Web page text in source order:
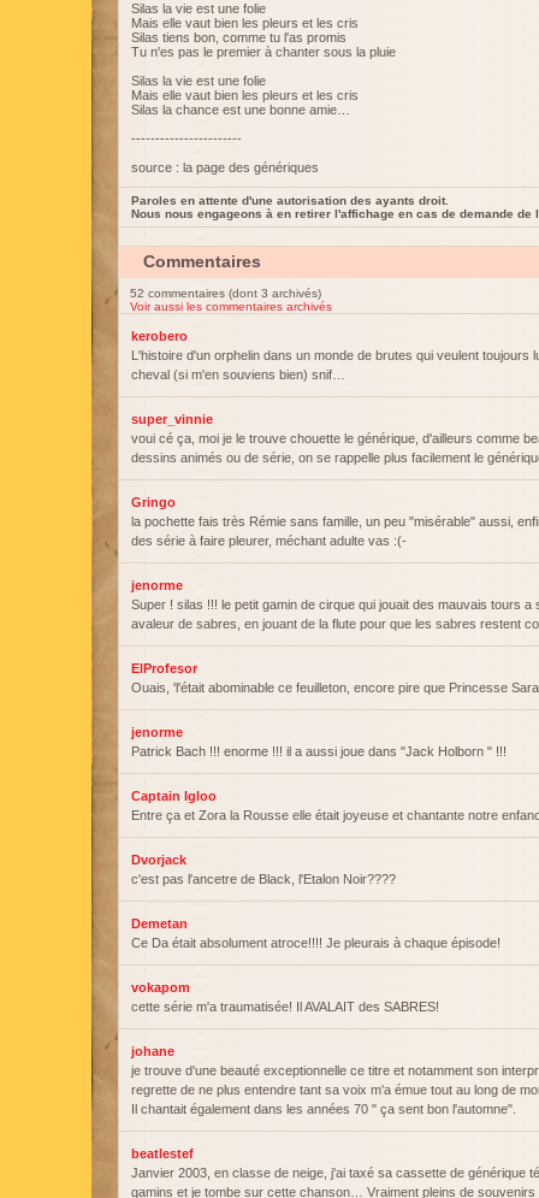
Silas la vie est une folie
Mais elle vaut bien les pleurs et les cris
Silas tiens bon, comme tu l'as promis
Tu n'es pas le premier à chanter sous la pluie
Silas la vie est une folie
Mais elle vaut bien les pleurs et les cris
Silas la chance est une bonne amie…
-----------------------
source : la page des génériques
Paroles en attente d'une autorisation des ayants droit.
Nous nous engageons à en retirer l'affichage en cas de demande de
Commentaires
52 commentaires (dont 3 archivés)
Voir aussi les commentaires archivés
kerobero
L'histoire d'un orphelin dans un monde de brutes qui veulent toujours
cheval (si m'en souviens bien) snif…
super_vinnie
voui cé ça, moi je le trouve chouette le générique, d'ailleurs comme
dessins animés ou de série, on se rappelle plus facilement le
Gringo
la pochette fais très Rémie sans famille, un peu "misérable" aussi,
des série à faire pleurer, méchant adulte vas :(-
jenorme
Super ! silas !!! le petit gamin de cirque qui jouait des mauvais tours a
avaleur de sabres, en jouant de la flute pour que les sabres restent
ElProfesor
Ouais, 'l'était abominable ce feuilleton, encore pire que Princesse
jenorme
Patrick Bach !!! enorme !!! il a aussi joue dans "Jack Holborn " !!!
Captain Igloo
Entre ça et Zora la Rousse elle était joyeuse et chantante notre
Dvorjack
c'est pas l'ancetre de Black, l'Etalon Noir????
Demetan
Ce Da était absolument atroce!!!! Je pleurais à chaque épisode!
vokapom
cette série m'a traumatisée! Il AVALAIT des SABRES!
johane
je trouve d'une beauté exceptionnelle ce titre et notamment son
regrette de ne plus entendre tant sa voix m'a émue tout au long de
Il chantait également dans les années 70 " ça sent bon l'automne".
beatlestef
Janvier 2003, en classe de neige, j'ai taxé sa cassette de générique
gamins et je tombe sur cette chanson… Vraiment pleins de